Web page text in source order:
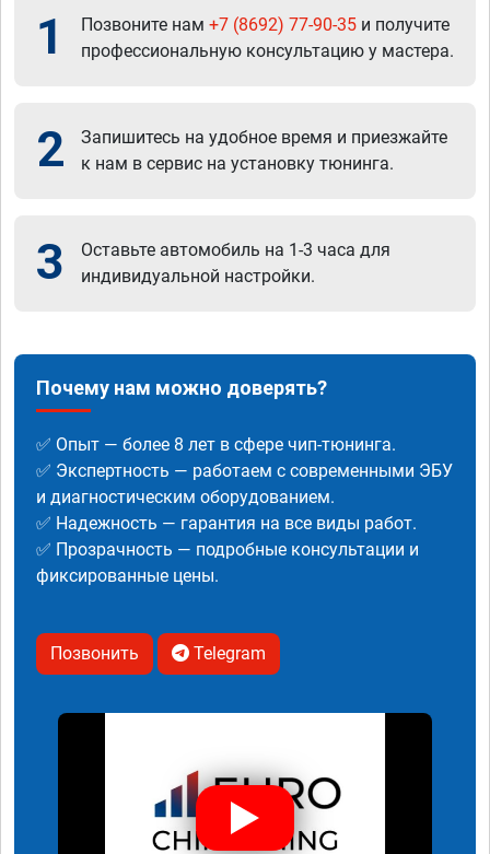
1 Позвоните нам +7 (8692) 77-90-35 и получите
профессиональную консультацию у мастера.
2
Запишитесь на удобное время и приезжайте
к нам в сервис на установку тюнинга.
3
Оставьте автомобиль на 1-3 часа для
индивидуальной настройки.
Почему нам можно доверять?
✅ Опыт — более 8 лет в сфере чип-тюнинга.
✅ Экспертность — работаем с современными ЭБУ
и диагностическим оборудованием.
✅ Надежность — гарантия на все виды работ.
✅ Прозрачность — подробные консультации и
фиксированные цены.
Позвонить Telegram